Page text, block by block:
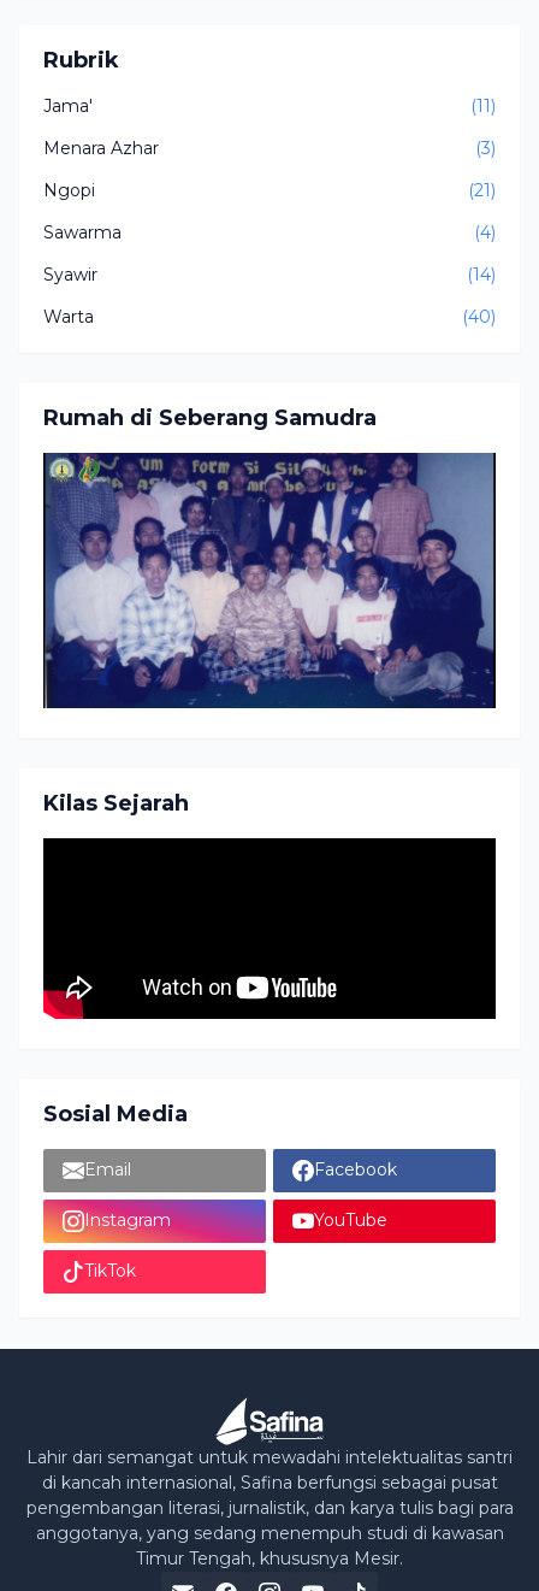
Rubrik
Jama'
(11)
Menara Azhar
(3)
Ngopi
(21)
Sawarma
(4)
Syawir
(14)
Warta
(40)
Rumah di Seberang Samudra
Kilas Sejarah
Sosial Media
Email Facebook
Instagram YouTube
TikTok
Lahir dari semangat untuk mewadahi intelektualitas santri
di kancah internasional, Safina berfungsi sebagai pusat
pengembangan literasi, jurnalistik, dan karya tulis bagi para
anggotanya, yang sedang menempuh studi di kawasan
Timur Tengah, khususnya Mesir.